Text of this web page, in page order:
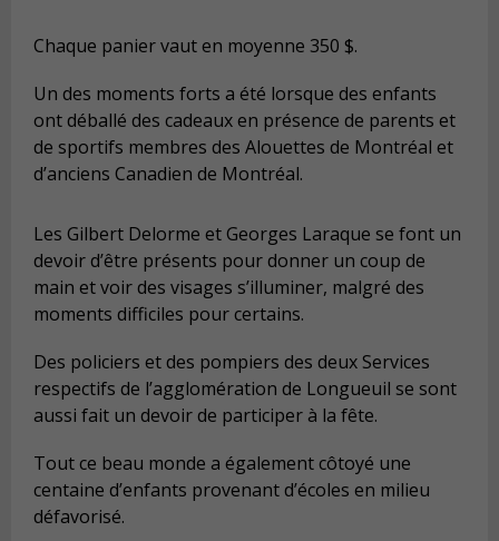
Chaque panier vaut en moyenne 350 $.
Un des moments forts a été lorsque des enfants
ont déballé des cadeaux en présence de parents et
de sportifs membres des Alouettes de Montréal et
d’anciens Canadien de Montréal.
Les Gilbert Delorme et Georges Laraque se font un
devoir d’être présents pour donner un coup de
main et voir des visages s’illuminer, malgré des
moments difficiles pour certains.
Des policiers et des pompiers des deux Services
respectifs de l’agglomération de Longueuil se sont
aussi fait un devoir de participer à la fête.
Tout ce beau monde a également côtoyé une
centaine d’enfants provenant d’écoles en milieu
défavorisé.